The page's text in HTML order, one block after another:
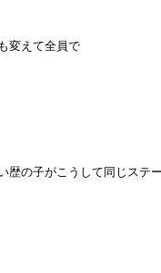
変えて全員で
歴の子がこうして同じステ